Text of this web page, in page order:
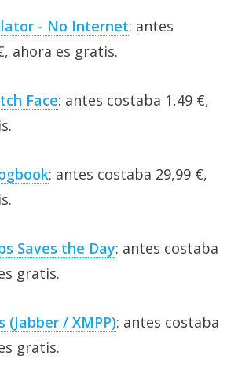
- No Internet: antes
ahora es gratis.
Face: antes costaba 1,49 €,
: antes costaba 29,99 €,
Saves the Day: antes costaba
gratis.
(Jabber / XMPP): antes costaba
gratis.